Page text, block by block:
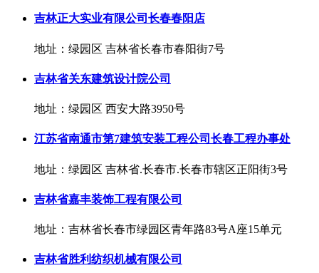
吉林正大实业有限公司长春春阳店
地址：绿园区 吉林省长春市春阳街7号
吉林省关东建筑设计院公司
地址：绿园区 西安大路3950号
江苏省南通市第7建筑安装工程公司长春工程办事处
地址：绿园区 吉林省.长春市.长春市辖区正阳街3号
吉林省嘉丰装饰工程有限公司
地址：吉林省长春市绿园区青年路83号A座15单元
吉林省胜利纺织机械有限公司